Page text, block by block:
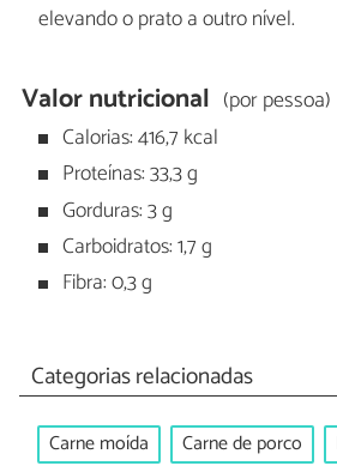
elevando o prato a outro nível.
Valor nutricional (por pessoa)
Calorias: 416,7 kcal
Proteínas: 33,3 g
Gorduras: 3 g
Carboidratos: 1,7 g
Fibra: 0,3 g
Categorias relacionadas
Carne moída Carne de porco